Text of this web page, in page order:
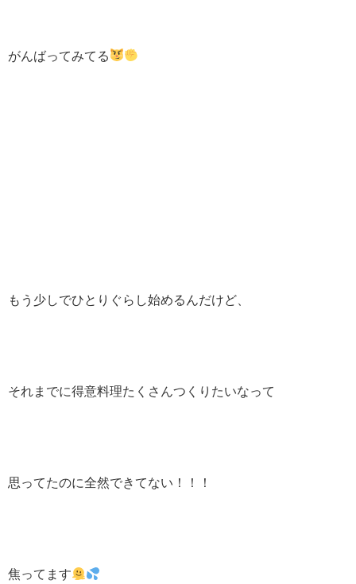
がんばってみてる
もう少しでひとりぐらし始めるんだけど、
それまでに得意料理たくさんつくりたいなって
思ってたのに全然できてない！！！
焦ってます